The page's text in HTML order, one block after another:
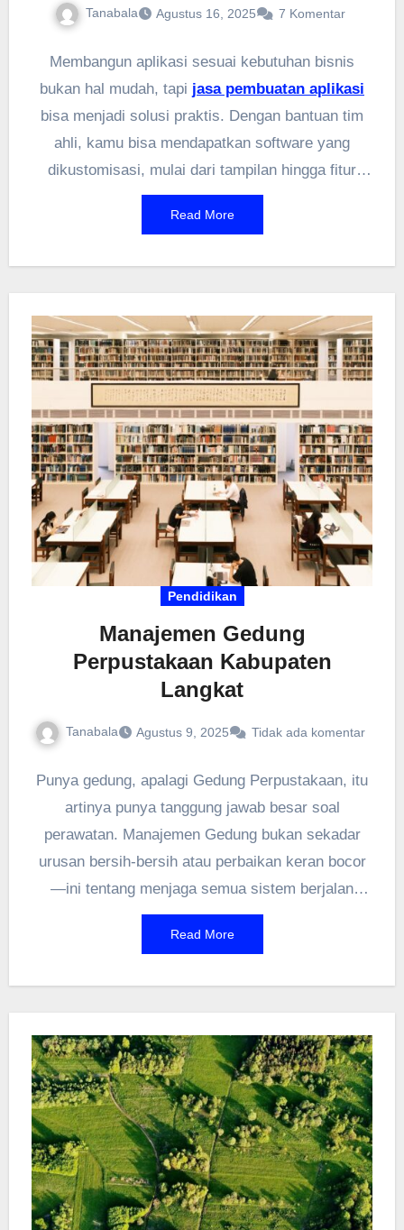
Tanabala Agustus 16, 2025 7 Komentar
Membangun aplikasi sesuai kebutuhan bisnis
bukan hal mudah, tapi jasa pembuatan aplikasi
bisa menjadi solusi praktis. Dengan bantuan tim
ahli, kamu bisa mendapatkan software yang
dikustomisasi, mulai dari tampilan hingga fitur
khusus. Tidak perlu khawatir soal koding atau
desain karena semua dikerjakan secara
Bisnis digital berkembang pesat, dan punya
aplikasi khusus memberi keunggulan kompetitif.
Efisiensi operasional, layanan pelanggan lebih
personal, hingga branding yang kuat bisa dicapai
dengan aplikasi custom.
Read More
Pendidikan
Manajemen Gedung
Perpustakaan Kabupaten
Langkat
Tanabala Agustus 9, 2025 Tidak ada komentar
Punya gedung, apalagi Gedung Perpustakaan, itu
artinya punya tanggung jawab besar soal
perawatan. Manajemen Gedung bukan sekadar
urusan bersih-bersih atau perbaikan keran bocor
—ini tentang menjaga semua sistem berjalan
lancar, mulai dari AC sampai keamanan
pengunjung. Di Kabupaten Langkat, sistem
cuma memudahkan petugas, tapi juga bikin
nyaman pengguna perpustakaan. Bayangin aja,
seluruh data gedung bisa diakses real-time! Jadi,
waktu ada masalah, solusinya lebih cepat
ketimbang sistem lama yang ribet. Efisien banget
kan? Nah, ini nih dampak positif ketika
Manajemen Gedung diterapkan dengan teknologi
Read More